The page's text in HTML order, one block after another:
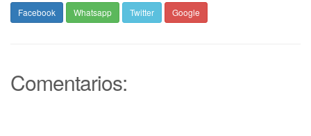
Facebook Whatsapp Twitter Google
Comentarios: